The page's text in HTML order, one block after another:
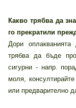
Какво трябва да
го прекратили
Дори
трябва да бъде
сигурни - напр.
моля,
или предварително